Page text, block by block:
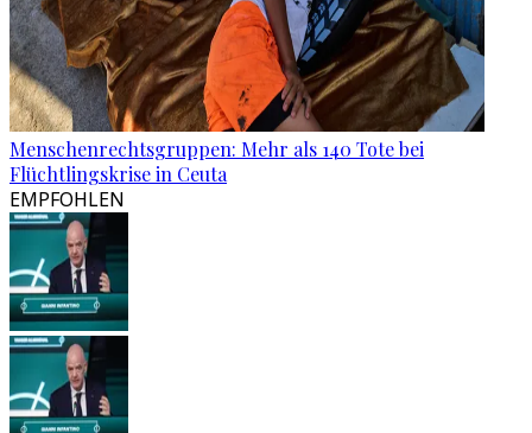
Menschenrechtsgruppen: Mehr als 140 Tote bei
Flüchtlingskrise in Ceuta
EMPFOHLEN